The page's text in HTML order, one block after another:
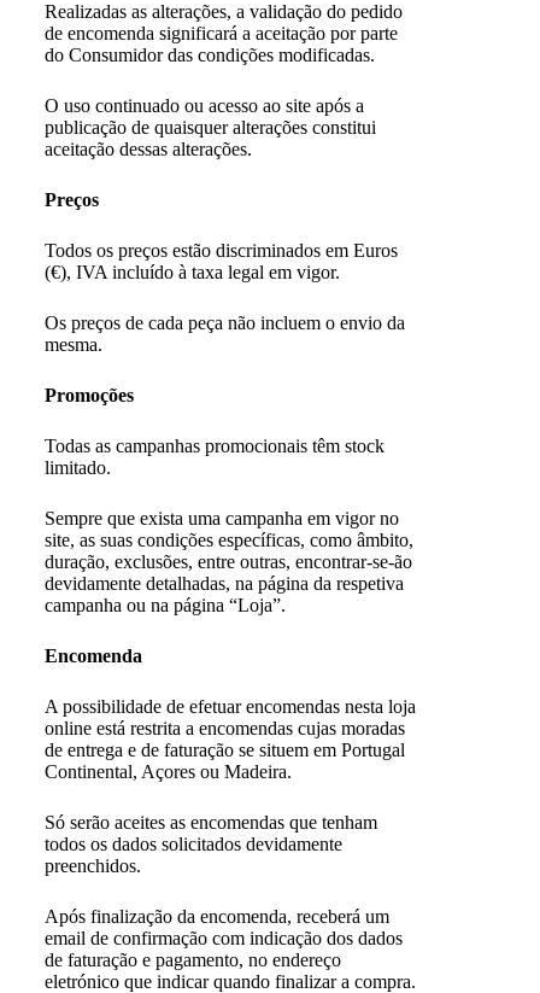
Realizadas as alterações, a validação do pedido
de encomenda significará a aceitação por parte
do Consumidor das condições modificadas.
O uso continuado ou acesso ao site após a
publicação de quaisquer alterações constitui
aceitação dessas alterações.
Preços
Todos os preços estão discriminados em Euros
(€), IVA incluído à taxa legal em vigor.
Os preços de cada peça não incluem o envio da
mesma.
Promoções
Todas as campanhas promocionais têm stock
limitado.
Sempre que exista uma campanha em vigor no
site, as suas condições específicas, como âmbito,
duração, exclusões, entre outras, encontrar-se-ão
devidamente detalhadas, na página da respetiva
campanha ou na página “Loja”.
Encomenda
A possibilidade de efetuar encomendas nesta loja
online está restrita a encomendas cujas moradas
de entrega e de faturação se situem em Portugal
Continental, Açores ou Madeira.
Só serão aceites as encomendas que tenham
todos os dados solicitados devidamente
preenchidos.
Após finalização da encomenda, receberá um
email de confirmação com indicação dos dados
de faturação e pagamento, no endereço
eletrónico que indicar quando finalizar a compra.